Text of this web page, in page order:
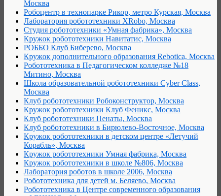
Москва
Робоцентр в технопарке Рикор, метро Курская, Москва
Лаборатория робототехники XRobo, Москва
Студия робототехники «Умная фабрика», Москва
Кружок робототехники Навитатис, Москва
РОББО Клуб Биберево, Москва
Кружок дополнительного образования Rebotica, Москва
Робототехника в Педагогическом колледже №18
Митино, Москва
Школа образовательной робототехники Cyber Class,
Москва
Клуб робототехники Робоконструктор, Москва
Кружок робототехники Клуб Феникс, Москва
Клуб робототехники Пенаты, Москва
Клуб робототехники в Бирюлево-Восточное, Москва
Кружок робототехники в детском центре «Летучий
Корабль», Москва
Кружок робототехники Умная фабрика, Москва
Кружок робототехники в школе №806, Москва
Лаборатория роботов в школе 2006, Москва
Робототехника для детей м. Беляево, Москва
Робототехника в Центре современного образования